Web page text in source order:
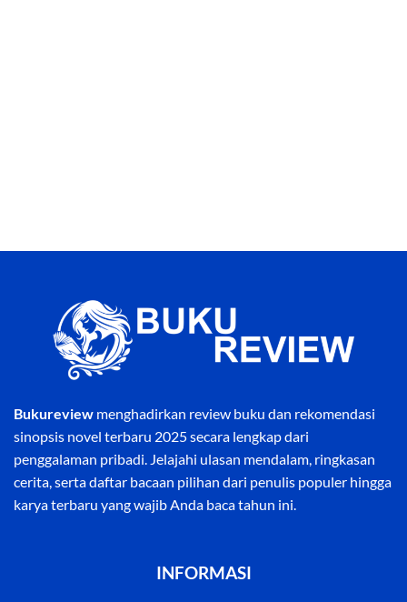
Bukureview menghadirkan review buku dan rekomendasi
sinopsis novel terbaru 2025 secara lengkap dari
penggalaman pribadi. Jelajahi ulasan mendalam, ringkasan
cerita, serta daftar bacaan pilihan dari penulis populer hingga
karya terbaru yang wajib Anda baca tahun ini.
INFORMASI